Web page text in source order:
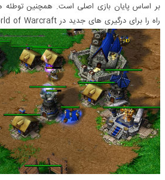
بر اساس پایان بازی اصلی است. همچنین
راه را برای درگیری های جدید در World of Warcraft هموار می کند.